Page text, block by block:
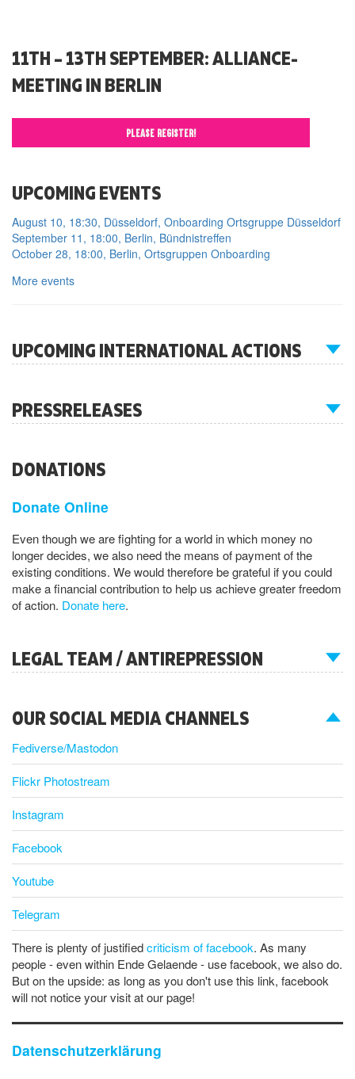
11TH – 13TH SEPTEMBER: ALLIANCE-
MEETING IN BERLIN
PLEASE REGISTER!
UPCOMING EVENTS
August 10, 18:30, Düsseldorf, Onboarding Ortsgruppe Düsseldorf
September 11, 18:00, Berlin, Bündnistreffen
October 28, 18:00, Berlin, Ortsgruppen Onboarding
More events
UPCOMING INTERNATIONAL ACTIONS
PRESSRELEASES
DONATIONS
Donate Online
Even though we are fighting for a world in which money no
longer decides, we also need the means of payment of the
existing conditions. We would therefore be grateful if you could
make a financial contribution to help us achieve greater freedom
of action. Donate here.
LEGAL TEAM / ANTIREPRESSION
OUR SOCIAL MEDIA CHANNELS
Fediverse/Mastodon
Flickr Photostream
Instagram
Facebook
Youtube
Telegram
There is plenty of justifiedcriticism of facebook. As many
people - even within Ende Gelaende - use facebook, we also do.
But on the upside: as long as you don't use this link, facebook
will not notice your visit at our page!
Datenschutzerklärung